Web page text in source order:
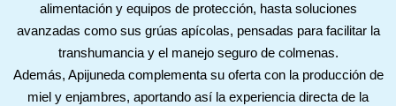
alimentación y equipos de protección, hasta soluciones
avanzadas como sus grúas apícolas, pensadas para facilitar la
transhumancia y el manejo seguro de colmenas.
Además, Apijuneda complementa su oferta con la producción de
miel y enjambres, aportando así la experiencia directa de la